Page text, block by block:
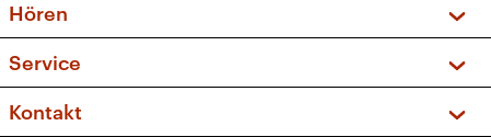
Sendungen und Podcasts
Musikliste
Kakadu – Das Kinderprogramm
Hören
Frequenzen (UKW + DAB+)
Service
FAQ
Kontakt